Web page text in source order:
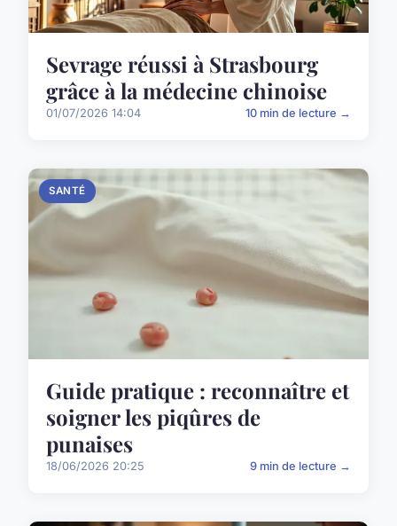
Sevrage réussi à Strasbourg
grâce à la médecine chinoise
01/07/2026 14:04 10 min de lecture →
SANTÉ
Guide pratique : reconnaître et
soigner les piqûres de
punaises
18/06/2026 20:25 9 min de lecture →